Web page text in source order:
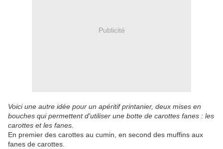
Publicité
Voici une autre idée pour un apéritif printanier, deux mises en
bouches qui permettent d'utiliser une botte de carottes fanes : les
carottes et les fanes.
En premier des carottes au cumin, en second des muffins aux
fanes de carottes.